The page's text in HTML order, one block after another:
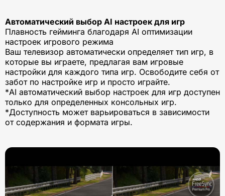
Автоматический выбор AI настроек для игр
Плавность гейминга благодаря AI оптимизации
настроек игрового режима
Ваш телевизор автоматически определяет тип игр, в
которые вы играете, предлагая вам игровые
настройки для каждого типа игр. Освободите себя от
забот по настройке игр и просто играйте.
*AI автоматический выбор настроек для игр доступен
только для определенных консольных игр.
*Доступность может варьироваться в зависимости
от содержания и формата игры.